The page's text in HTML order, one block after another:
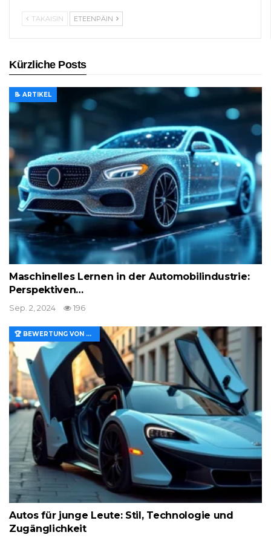
TAKAISIN ETEENPÄIN
Kürzliche Posts
📝 ARTIKEL
Maschinelles Lernen in der Automobilindustrie:
Perspektiven…
Sep. 2, 2024 196
🏆 BEWERTUNG VON MERKMALEN UND WERT
Autos für junge Leute: Stil, Technologie und
Zugänglichkeit